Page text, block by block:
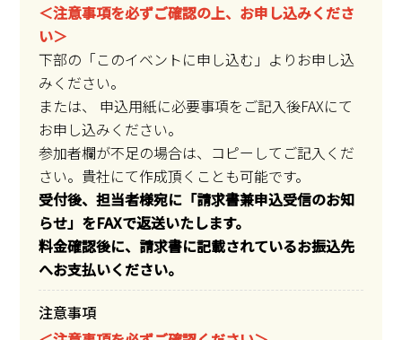
＜注意事項を必ずご確認の上、お申し込みくださ
い＞
下部の「このイベントに申し込む」よりお申し込
みください。
または、 申込用紙に必要事項をご記入後FAXにて
お申し込みください。
参加者欄が不足の場合は、コピーしてご記入くだ
さい。貴社にて作成頂くことも可能です。
受付後、担当者様宛に「請求書兼申込受信のお知
らせ」をFAXで返送いたします。
料金確認後に、請求書に記載されているお振込先
へお支払いください。
注意事項